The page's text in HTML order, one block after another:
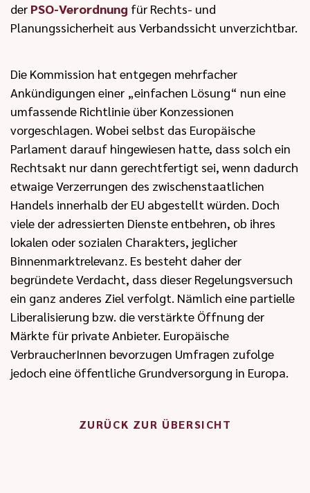
der PSO-Verordnung für Rechts- und
Planungssicherheit aus Verbandssicht unverzichtbar.
Die Kommission hat entgegen mehrfacher
Ankündigungen einer „einfachen Lösung“ nun eine
umfassende Richtlinie über Konzessionen
vorgeschlagen. Wobei selbst das Europäische
Parlament darauf hingewiesen hatte, dass solch ein
Rechtsakt nur dann gerechtfertigt sei, wenn dadurch
etwaige Verzerrungen des zwischenstaatlichen
Handels innerhalb der EU abgestellt würden. Doch
viele der adressierten Dienste entbehren, ob ihres
lokalen oder sozialen Charakters, jeglicher
Binnenmarktrelevanz. Es besteht daher der
begründete Verdacht, dass dieser Regelungsversuch
ein ganz anderes Ziel verfolgt. Nämlich eine partielle
Liberalisierung bzw. die verstärkte Öffnung der
Märkte für private Anbieter. Europäische
VerbraucherInnen bevorzugen Umfragen zufolge
jedoch eine öffentliche Grundversorgung in Europa.
ZURÜCK ZUR ÜBERSICHT